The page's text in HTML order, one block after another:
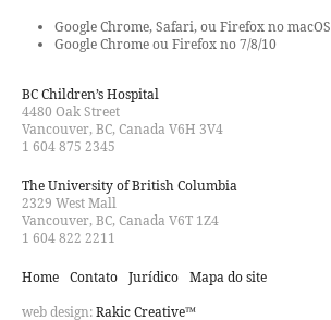
Google Chrome, Safari, ou Firefox no macOS
Google Chrome ou Firefox no 7/8/10
BC Children’s Hospital
4480 Oak Street
Vancouver, BC, Canada V6H 3V4
1 604 875 2345
The University of British Columbia
2329 West Mall
Vancouver, BC, Canada V6T 1Z4
1 604 822 2211
Home Contato Jurídico Mapa do site
web design:Rakic Creative™